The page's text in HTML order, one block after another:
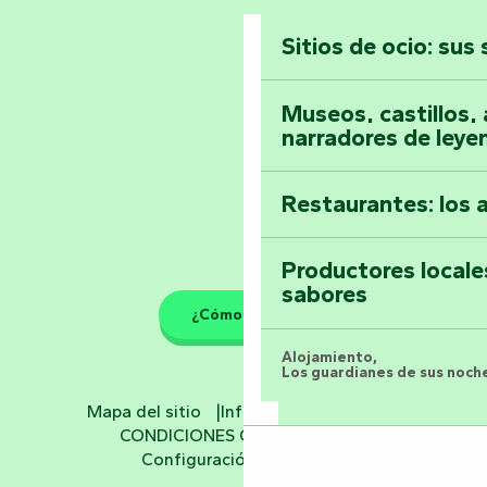
Toda la agenda
Sitios de ocio: sus
Museos, castillos,
narradores de
Restaurantes: los
Productores
sabores
Alojamiento,
Los guardianes de sus
Hoteles
¿Cómo llegar?
Mapa del sitio
Información jurídica
CONDICIONES GENERALES
Configuración de cookies